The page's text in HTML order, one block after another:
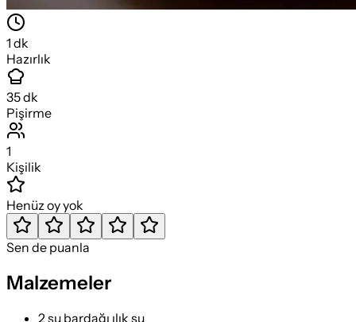
1 dk
Hazırlık
35dk
Pişirme
1
Kişilik
Henüz oy yok
Sen de puanla
Malzemeler
2 su bardağı ılık su